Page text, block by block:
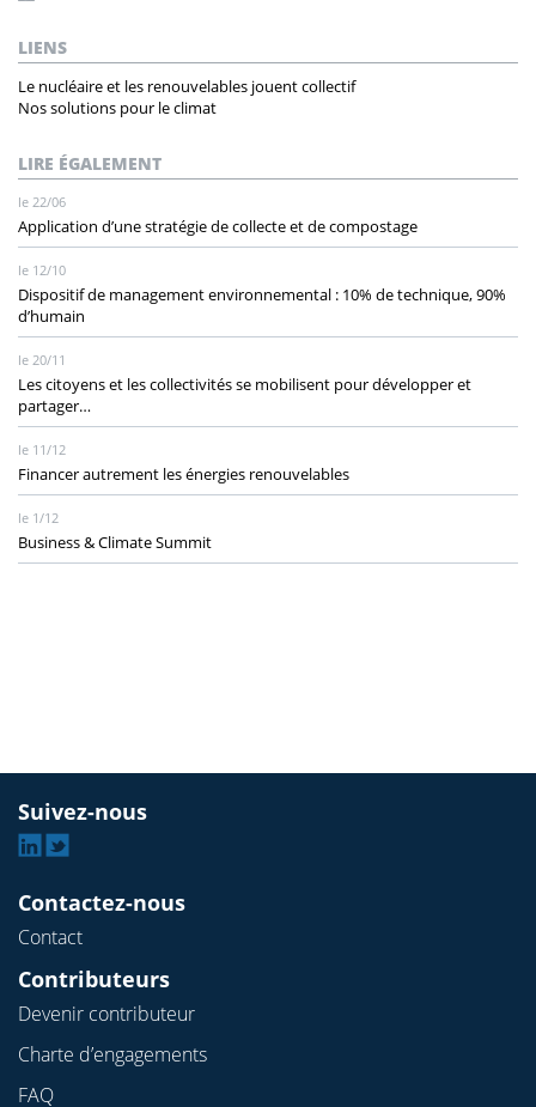
LIENS
Le nucléaire et les renouvelables jouent collectif
Nos solutions pour le climat
LIRE ÉGALEMENT
le 22/06
Application d’une stratégie de collecte et de compostage
le 12/10
Dispositif de management environnemental : 10% de technique, 90%
d’humain
le 20/11
Les citoyens et les collectivités se mobilisent pour développer et
partager…
le 11/12
Financer autrement les énergies renouvelables
le 1/12
Business & Climate Summit
Suivez-nous
Linkedin
Contactez-nous
Contact
Contributeurs
Devenir contributeur
Charte d’engagements
FAQ